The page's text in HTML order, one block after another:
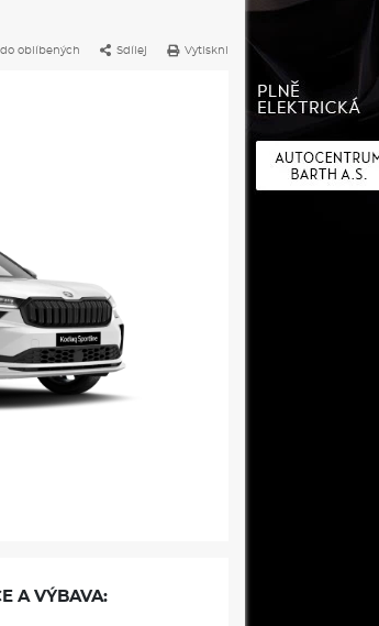
oblíbených Sdílej Vytiskni
A VÝBAVA: